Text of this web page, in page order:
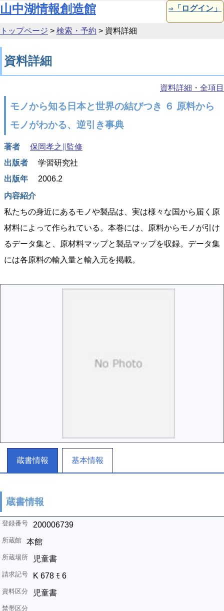
本文へ移動
山中湖情報創造館 ⇒「ログイン」
トップページ > 検索・予約 > 資料詳細
資料詳細
資料詳細・全項目
モノから知る日本と世界の結びつき ６ 原料から
モノがわかる、逆引き事典
著者
保岡孝之∥監修
出版者
学習研究社
出版年
2006.2
内容紹介
私たちの身近にあるモノや製品は、実は様々な国から届く原
材料によって作られている。本巻には、原料からモノが引け
るデータ集と、原材料マップと製品マップを収録。データ集
には各原料の輸入量と輸入元を掲載。
蔵書情報 基本情報
蔵書情報
200006739
本館
児童書
K 678 ﾓ 6
児童書